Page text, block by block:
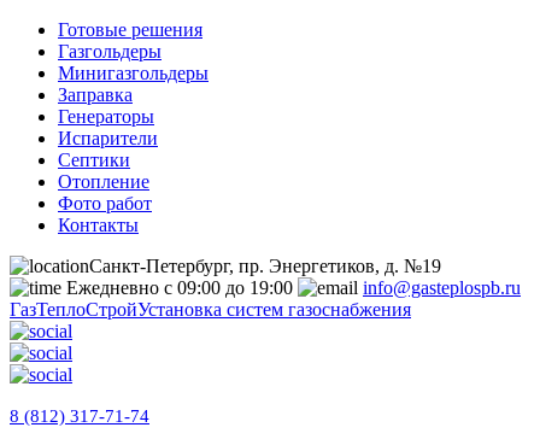
Готовые решения
Газгольдеры
Минигазгольдеры
Заправка
Генераторы
Испарители
Септики
Отопление
Фото работ
Контакты
Санкт-Петербург, пр. Энергетиков, д. №19
Ежедневно с 09:00 до 19:00
info@gasteplospb.ru
ГазТеплоСтройУстановка систем газоснабжения
8 (812) 317-71-74